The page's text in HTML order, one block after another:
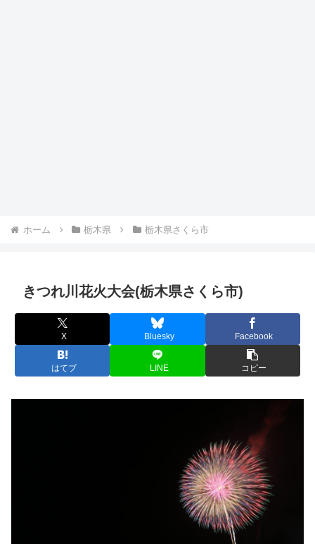
ホーム 栃木県 栃木県さくら市
きつれ川花火大会(栃木県さくら市)
X Bluesky Facebook
はてブ LINE コピー